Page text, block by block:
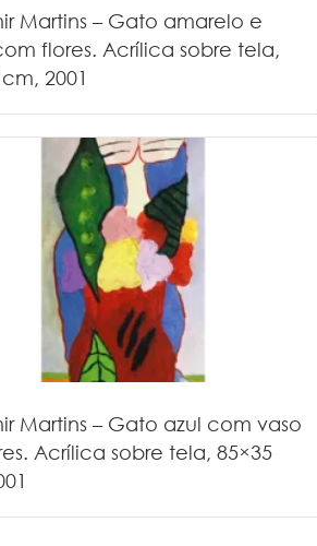
Martins – Gato amarelo e
flores. Acrílica sobre tela,
2001
Martins – Gato azul com vaso
Acrílica sobre tela, 85×35